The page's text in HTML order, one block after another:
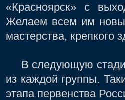
«Красноярск» с
Желаем всем им
мастерства, крепкого
В следующую
из каждой группы.
этапа первенства